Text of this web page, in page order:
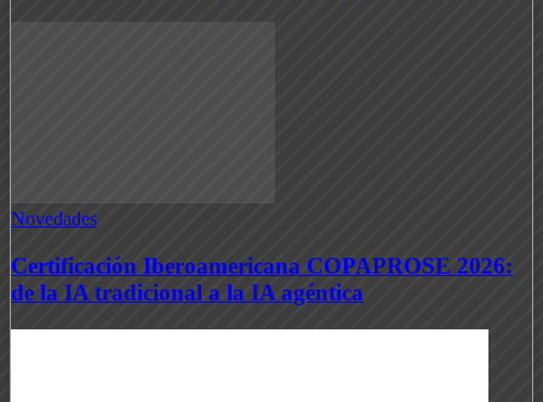
Novedades
Certificación Iberoamericana COPAPROSE 2026:
de la IA tradicional a la IA agéntica